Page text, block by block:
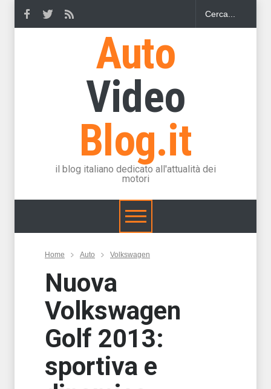
Auto
Video
Blog.it
il blog italiano dedicato all'attualità dei
motori
Home Auto Volkswagen
Nuova
Volkswagen
Golf 2013:
sportiva e